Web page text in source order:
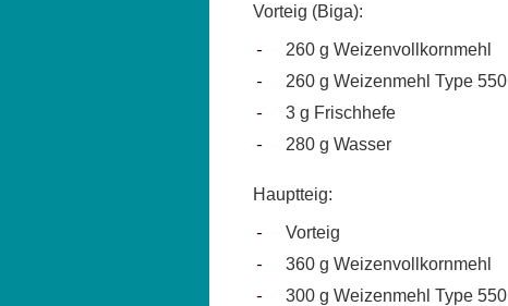
Vorteig (Biga):
260 g Weizenvollkornmehl
260 g Weizenmehl Type 550
3 g Frischhefe
280 g Wasser
Hauptteig:
Vorteig
360 g Weizenvollkornmehl
300 g Weizenmehl Type 550